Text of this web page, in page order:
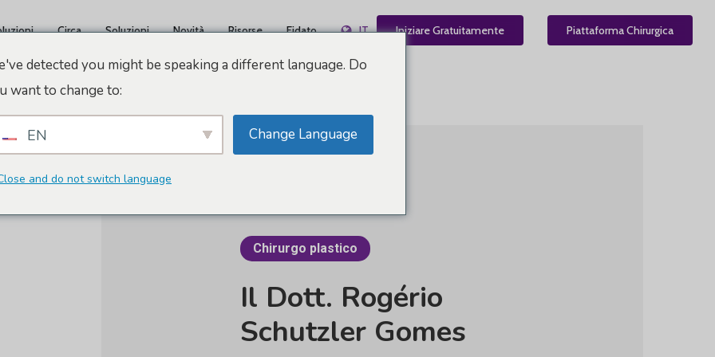
Circa Soluzioni Novità Risorse Fidato IT Iniziare Gratuitamente Piattaforma Chirurgica
Chirurgo plastico
Il Dott. Rogério
Schutzler Gomes
detected you might be speaking a different language. Do
want to change to:
EN Change Language
and do not switch language